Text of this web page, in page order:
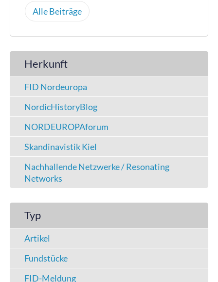
Alle Beiträge
Herkunft
FID Nordeuropa
NordicHistoryBlog
NORDEUROPAforum
Skandinavistik Kiel
Nachhallende Netzwerke / Resonating
Networks
Typ
Artikel
Fundstücke
FID-Meldung